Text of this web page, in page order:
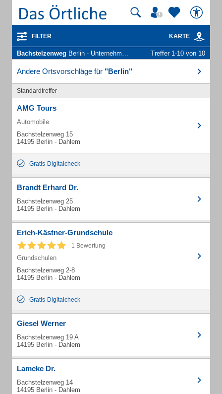
FILTER KARTE
Bachstelzenweg Berlin - Unternehmen und Personen Treffer 1-10 von 10
Andere Ortsvorschläge für "Berlin"
Standardtreffer
AMG Tours
Automobile
Bachstelzenweg 15
14195 Berlin - Dahlem
Gratis-Digitalcheck
Brandt Erhard Dr.
Bachstelzenweg 25
14195 Berlin - Dahlem
Erich-Kästner-Grundschule
1 Bewertung
Grundschulen
Bachstelzenweg 2-8
14195 Berlin - Dahlem
Gratis-Digitalcheck
Giesel Werner
Bachstelzenweg 19 A
14195 Berlin - Dahlem
Lamcke Dr.
Bachstelzenweg 14
14195 Berlin - Dahlem